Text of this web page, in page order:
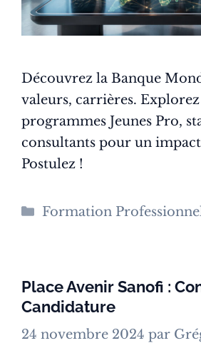
Découvrez la Banque
valeurs, carrières. Explorez
programmes Jeunes Pro,
consultants pour un
Postulez !
Catégories
Formation
Place Avenir Sanofi :
Candidature
24 novembre 2024 par